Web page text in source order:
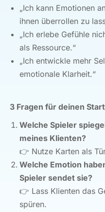
„Ich kann Emotionen
ihnen überrollen zu
„Ich erlebe Gefühle
als Ressource.“
„Ich entwickle mehr
emotionale Klarheit.“
3 Fragen für deinen
Welche Spieler
meines Klienten?
👉 Nutze Karten als
Welche Emotion
Spieler sendet sie?
👉 Lass Klienten das
spüren.